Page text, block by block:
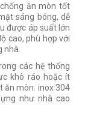
ăn mòn tốt
sáng bóng, dễ
được áp suất lớn
cao, phù hợp với
nhà.
các hệ thống
khô ráo hoặc ít
ăn mòn. inox 304
như nhà cao